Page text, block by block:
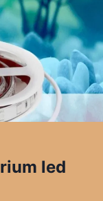
led